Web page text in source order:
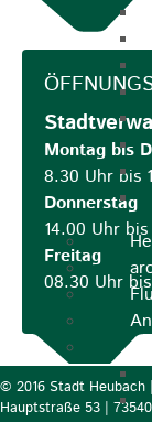
Montag bis
8.30 Uhr bis
Donnerstag
14.00 Uhr
Freitag
08.30 Uhr
© 2016 Stadt Heubach |
Hauptstraße 53 |